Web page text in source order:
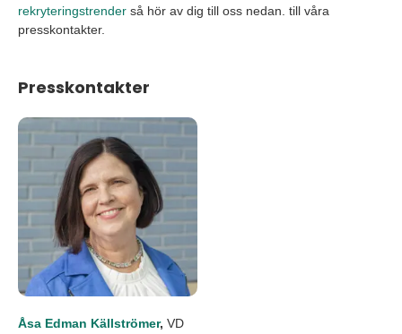
rekryteringstrender så hör av dig till oss nedan. till våra
presskontakter.
Presskontakter
Åsa Edman Källströmer, VD